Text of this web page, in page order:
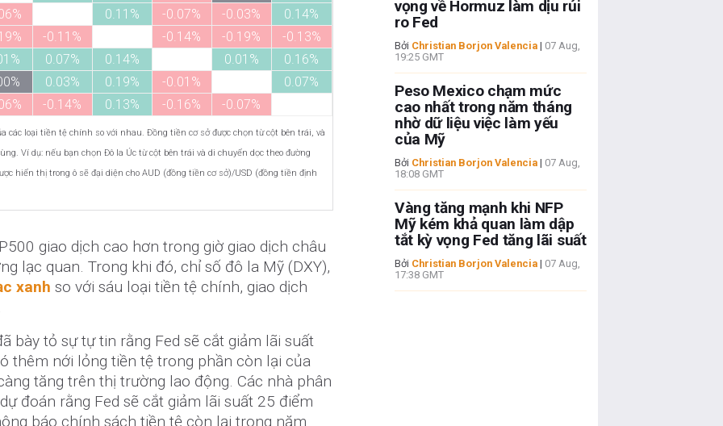
0.11% -0.07% -0.03%
0.14%
-0.11% -0.14% -0.19%
-0.13%
0.07% 0.14% 0.01%
0.16%
0.03% 0.19% -0.01%
0.07%
-0.14% 0.13% -0.16% -0.07%
các loại tiền tệ chính so với nhau. Đồng tiền cơ sở được chọn từ cột bên trái, và
Ví dụ: nếu bạn chọn Đô la Úc từ cột bên trái và di chuyển dọc theo đường
hiển thị trong ô sẽ đại diện cho AUD (đồng tiền cơ sở)/USD (đồng tiền định
giao dịch cao hơn trong giờ giao dịch châu
lạc quan. Trong khi đó, chỉ số đô la Mỹ (DXY),
xanh so với sáu loại tiền tệ chính, giao dịch
bày tỏ sự tự tin rằng Fed sẽ cắt giảm lãi suất
thêm nới lỏng tiền tệ trong phần còn lại của
tăng trên thị trường lao động. Các nhà phân
đoán rằng Fed sẽ cắt giảm lãi suất 25 điểm
báo chính sách tiền tệ còn lại trong năm
vọng về Hormuz làm dịu rủi
ro Fed
Bởi Christian Borjon Valencia| 07 Aug,
19:25 GMT
Peso Mexico chạm mức
cao nhất trong năm tháng
nhờ dữ liệu việc làm yếu
của Mỹ
Bởi Christian Borjon Valencia| 07 Aug,
18:08 GMT
Vàng tăng mạnh khi NFP
Mỹ kém khả quan làm dập
tắt kỳ vọng Fed tăng lãi suất
Bởi Christian Borjon Valencia| 07 Aug,
17:38 GMT